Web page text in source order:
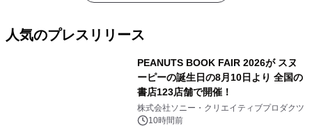
人気のプレスリリース
PEANUTS BOOK FAIR 2026が スヌ
ーピーの誕生日の8月10日より 全国の
書店123店舗で開催！
株式会社ソニー・クリエイティブプロダクツ
10時間前